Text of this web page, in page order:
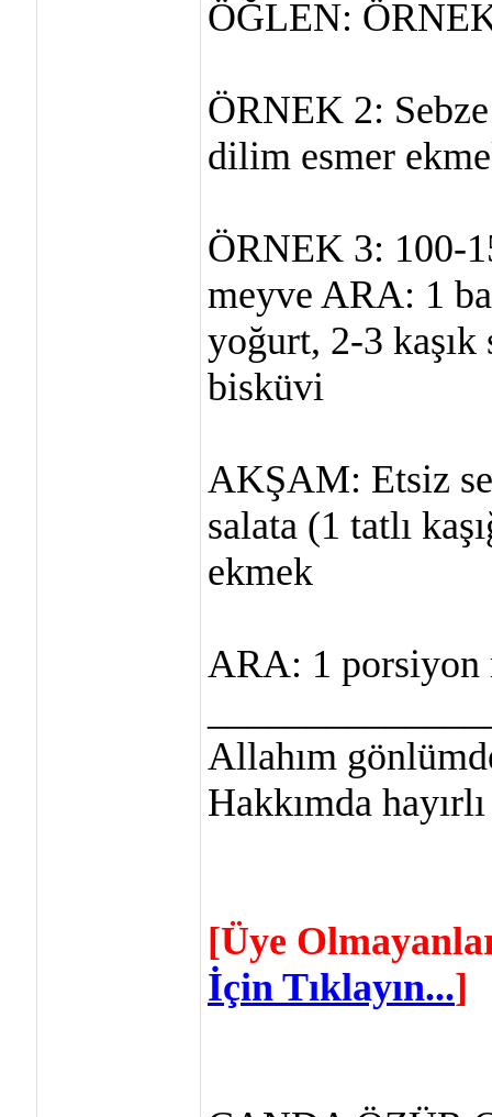
ÖĞLEN:
ÖRNEK 2:
dilim esmer
ÖRNEK 3: 100-
meyve ARA: 1
yoğurt, 2-3
bisküvi
AKŞAM: Etsiz
salata (1 tatlı
ekmek
ARA: 1 porsiyon
Allahım
Hakkımda
[Üye
İçin Tıklayın...]